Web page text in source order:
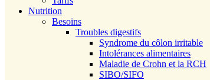
Nutrition
Besoins
Troubles digestifs
Syndrome du côlon irritable
Intolérances alimentaires
Maladie de Crohn et la RCH
SIBO/SIFO